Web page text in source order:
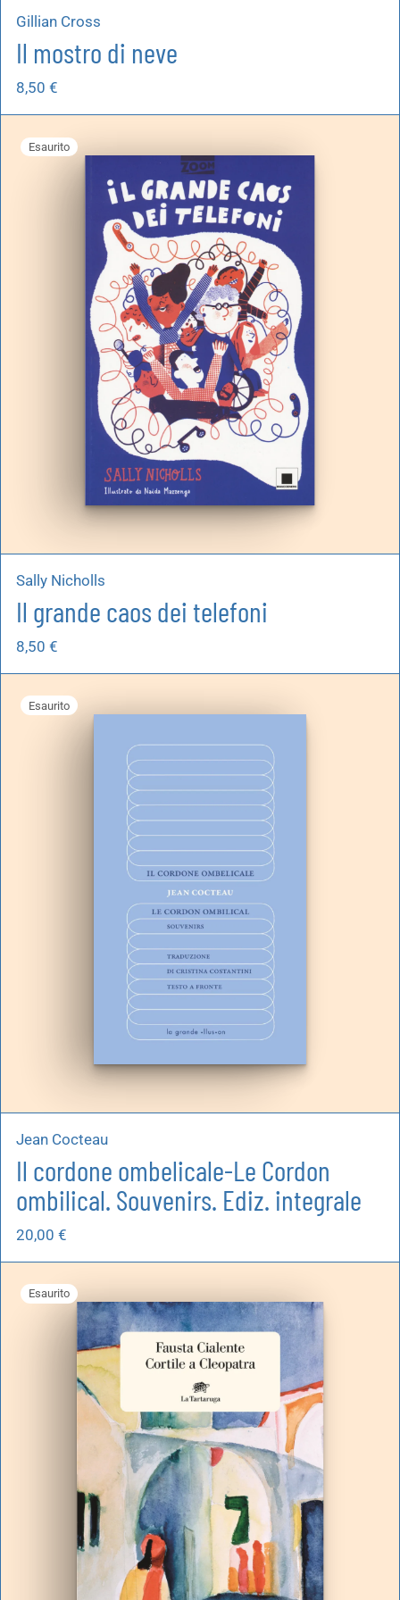
Gillian Cross
Il mostro di neve
8,50 €
Esaurito
Sally Nicholls
Il grande caos dei telefoni
8,50 €
Esaurito
Jean Cocteau
Il cordone ombelicale-Le Cordon
ombilical. Souvenirs. Ediz. integrale
20,00 €
Esaurito